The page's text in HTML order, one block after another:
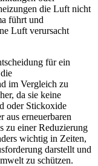
die Luft nicht
führt und
Luft verursacht
für ein
im Vergleich zu
da sie keine
oder Stickoxide
aus erneuerbaren
zu einer Reduzierung
wichtig in Zeiten,
darstellt und
zu schützen.